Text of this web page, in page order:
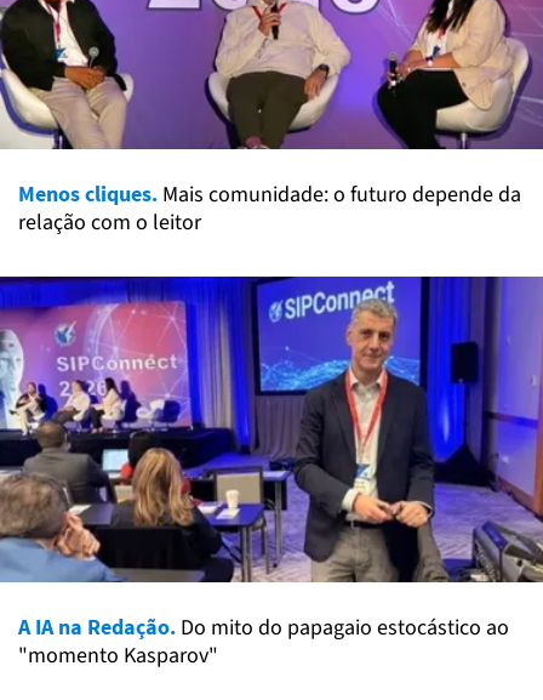
Menos cliques. Mais comunidade: o futuro depende da
relação com o leitor
A IA na Redação. Do mito do papagaio estocástico ao
"momento Kasparov"